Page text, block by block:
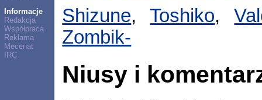
Informacje
Redakcja
Współpraca
Reklama
Mecenat
IRC
Shizune,Toshiko,
Zombik-
Niusy i